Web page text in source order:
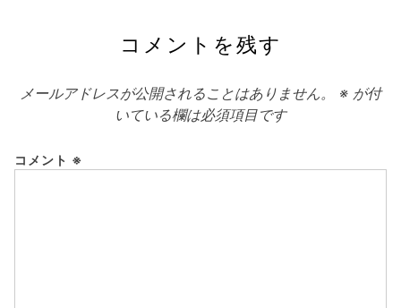
コメントを残す
メールアドレスが公開されることはありません。 ※ が付
いている欄は必須項目です
コメント ※